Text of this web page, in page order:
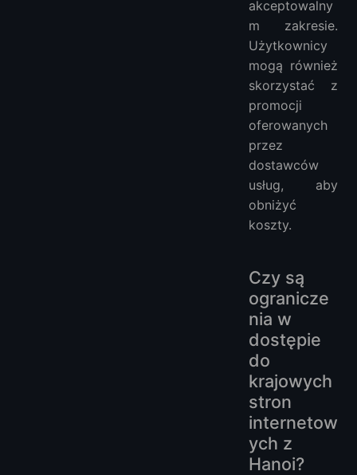
akceptowalny
m zakresie.
Użytkownicy
mogą również
skorzystać z
promocji
oferowanych
przez
dostawców
usług, aby
obniżyć
koszty.
Czy są
ogranicze
nia w
dostępie
do
krajowych
stron
internetow
ych z
Hanoi?